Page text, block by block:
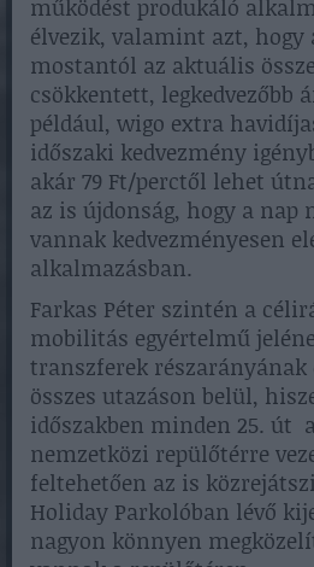
működést produkáló
élvezik, valamint azt, hogy
mostantól az aktuális
csökkentett, legkedvezőbb
például, wigo extra
időszaki kedvezmény
akár 79 Ft/perctől lehet
az is újdonság, hogy a nap
vannak kedvezményesen
alkalmazásban.
Farkas Péter szintén a
mobilitás egyértelmű
transzferek részarányának
összes utazáson belül,
időszakben minden 25. út
nemzetközi repülőtérre
feltehetően az is
Holiday Parkolóban lévő
nagyon könnyen